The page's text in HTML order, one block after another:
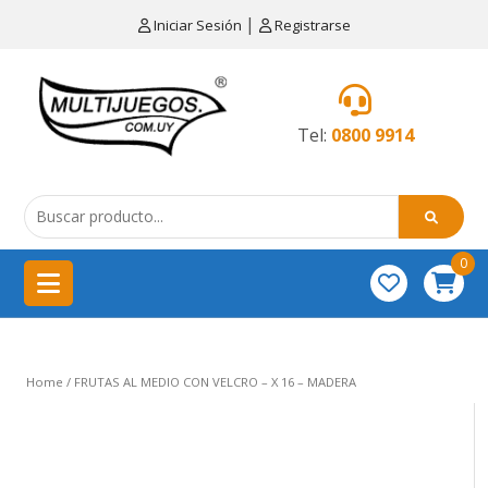
Iniciar Sesión | Registrarse
Tel: 0800 9914
MENÚ
de
cocina
China
importación
0
Home / FRUTAS AL MEDIO CON VELCRO – X 16 – MADERA